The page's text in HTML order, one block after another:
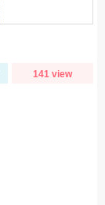
141 view